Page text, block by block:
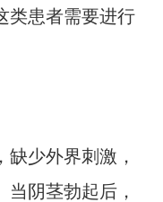
类患者需要进行
少外界刺激，
阴茎勃起后，